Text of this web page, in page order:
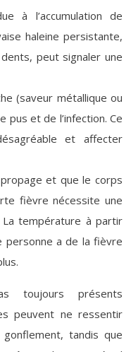
à l’accumulation de
haleine persistante,
peut signaler une
(saveur métallique ou
pus et de l’infection. Ce
et affecter
et que le corps
fièvre nécessite une
La température à partir
personne a de la fièvre
toujours présents
peuvent ne ressentir
tandis que